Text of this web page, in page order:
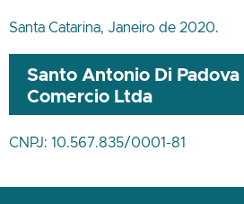
Santa Catarina, Janeiro de 2020.
Santo Antonio Di
Comercio Ltda
CNPJ: 10.567.835/0001-81